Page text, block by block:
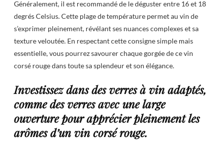
Généralement, il est recommandé de le déguster entre 16 et 18
degrés Celsius. Cette plage de température permet au vin de
s’exprimer pleinement, révélant ses nuances complexes et sa
texture veloutée. En respectant cette consigne simple mais
essentielle, vous pourrez savourer chaque gorgée de ce vin
corsé rouge dans toute sa splendeur et son élégance.
Investissez dans des verres à vin adaptés,
comme des verres avec une large
ouverture pour apprécier pleinement les
arômes d’un vin corsé rouge.